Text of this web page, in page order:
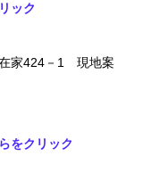
ック
家424－1 現地案
をクリック